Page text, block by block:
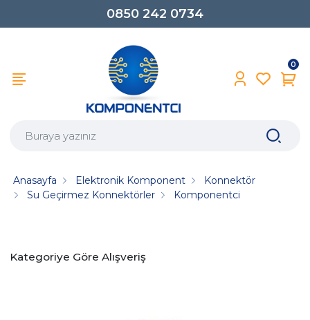
0850 242 0734
0
Anasayfa Elektronik Komponent
Konnektör
Su Geçirmez Konnektörler
Komponentci
Kategoriye Göre Alışveriş